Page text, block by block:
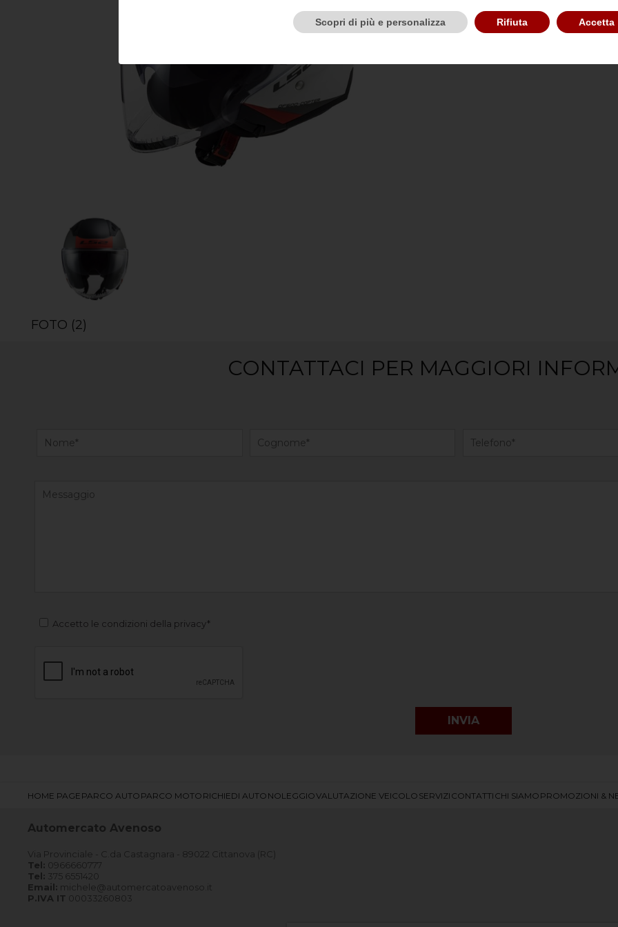
FOTO (2)
CONTATTACI PER MAGGIORI
Accetto le condizioni della privacy*
HOME PAGE PARCO AUTO PARCO MOTO RICHIEDI AUTO NOLEGGIOVALUTAZIONE VEICOLO SERVIZI CONTATTI CHI SIAMO PROMOZIONI &
Automercato Avenoso
Via Provinciale - C.da Castagnara - 89022 Cittanova (RC)
Tel: 0966660777
Tel: 375 6551420
Email: michele@automercatoavenoso.it
P.IVA IT 00033260803
Scopri di più e personalizza Rifiuta Accetta